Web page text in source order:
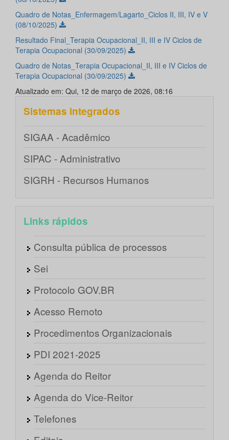
Quadro de Notas_Enfermagem/Lagarto_Ciclos II, III, IV e V
(08/10/2025)
Resultado Final_Terapia Ocupacional_II, III e IV Ciclos de
Terapia Ocupacional (30/09/2025)
Quadro de Notas_Terapia Ocupacional_II, III e IV Ciclos de
Terapia Ocupacional (30/09/2025)
Atualizado em: Qui, 12 de março de 2026, 08:16
Sistemas integrados
SIGAA - Acadêmico
SIPAC - Administrativo
SIGRH - Recursos Humanos
Links rápidos
Consulta pública de processos
Sei
Protocolo GOV.BR
Acesso Remoto
Procedimentos Organizacionais
PDI 2021-2025
Agenda do Reitor
Agenda do Vice-Reitor
Telefones